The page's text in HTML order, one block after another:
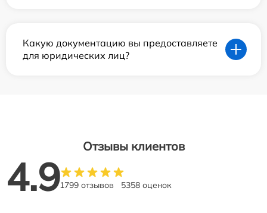
Какую документацию вы предоставляете
для юридических лиц?
Отзывы клиентов
4.91799 отзывов 5358 оценок